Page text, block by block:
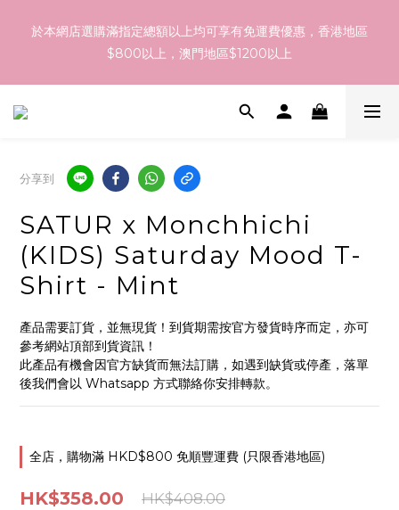
港，最終亦要視乎各品牌最終發貨日子及出貨速度而定。
於本網店選購滿指定總額以上均可享有免運費優惠，香港地區
$800以上，澳門地區$1200以上
訂貨到貨資訊：於 05 - 18/Aug 期間訂貨，預計於 26/Aug 到
分享到
SATUR x Monchhichi
(KIDS) Saturday Mood T-
Shirt - Mint
產品需要訂貨，並無現貨！到貨期需按官方發貨時序而定，亦可
參考網站頂部到貨資訊！
此產品有機會因官方缺貨而無法訂購，如遇到缺貨或停產，落單
後我們會以 Whatsapp 方式聯絡你安排轉款。
全店，購物滿 HKD$800 免順豐運費 (只限香港地區)
HK$358.00 HK$408.00